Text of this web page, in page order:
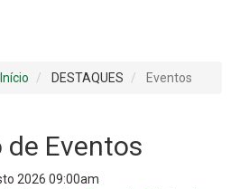
Início DESTAQUES Eventos
de Eventos
2026 09:00am